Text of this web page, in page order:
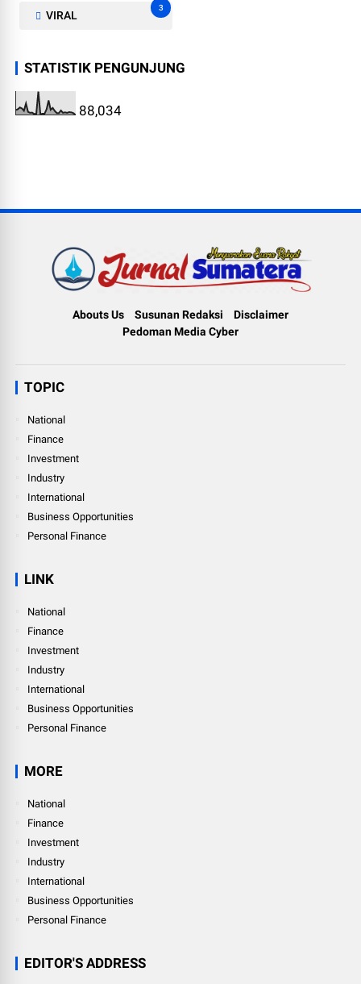
VIRAL
3
STATISTIK PENGUNJUNG
88,034
Abouts Us Susunan Redaksi
Disclaimer
Pedoman Media Cyber
TOPIC
National
Finance
Investment
Industry
International
Business Opportunities
Personal Finance
LINK
National
Finance
Investment
Industry
International
Business Opportunities
Personal Finance
MORE
National
Finance
Investment
Industry
International
Business Opportunities
Personal Finance
EDITOR'S ADDRESS